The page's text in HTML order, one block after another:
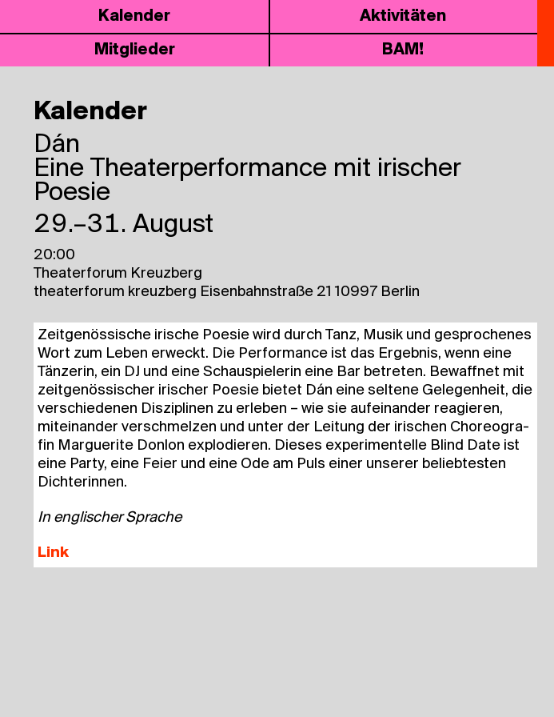
Kalen­der
Akti­vi­tä­ten
Mit­glie­der
BAM!
Kalender
Dán
Eine Theaterperformance mit irischer
Poesie
29.–31. August
20:00
Theaterforum Kreuzberg
theaterforum kreuzberg Eisenbahnstraße 21 10997 Berlin
Zeit­ge­nös­si­sche iri­sche Poe­sie wird durch Tanz, Musik und gespro­che­nes
Wort zum Leben erweckt. Die Per­for­mance ist das Ergeb­nis, wenn eine
Tän­ze­rin, ein DJ und eine Schau­spie­le­rin eine Bar betre­ten. Bewaff­net mit
zeit­ge­nös­si­scher iri­scher Poe­sie bie­tet Dán eine sel­te­ne Gele­gen­heit, die
ver­schie­de­nen Dis­zi­pli­nen zu erle­ben – wie sie auf­ein­an­der reagie­ren,
mit­ein­an­der ver­schmel­zen und unter der Lei­tung der iri­schen Cho­reo­gra­
fin Mar­gue­ri­te Don­lon explo­die­ren. Die­ses expe­ri­men­tel­le Blind Date ist
eine Par­ty, eine Fei­er und eine Ode am Puls einer unse­rer belieb­tes­ten
Dichterinnen.
In eng­li­scher Sprache
Link